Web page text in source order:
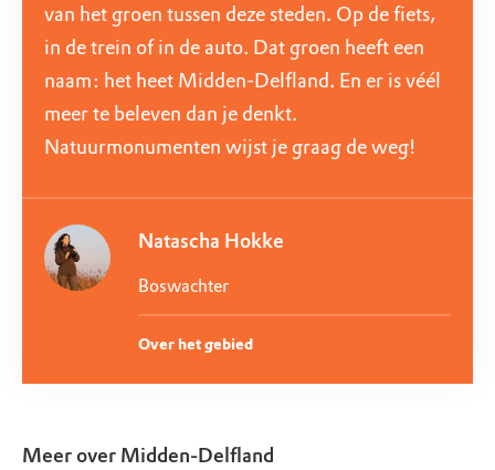
van het groen tussen deze steden. Op de fiets,
in de trein of in de auto. Dat groen heeft een
naam: het heet Midden-Delfland. En er is véél
meer te beleven dan je denkt.
Natuurmonumenten wijst je graag de weg!
Natascha Hokke
Boswachter
Over het gebied
Meer over Midden-Delfland